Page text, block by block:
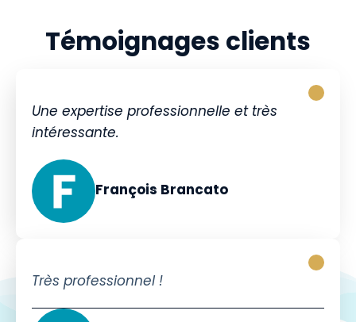
Témoignages clients
Une expertise professionnelle et très
intéressante.
François Brancato
Très professionnel !